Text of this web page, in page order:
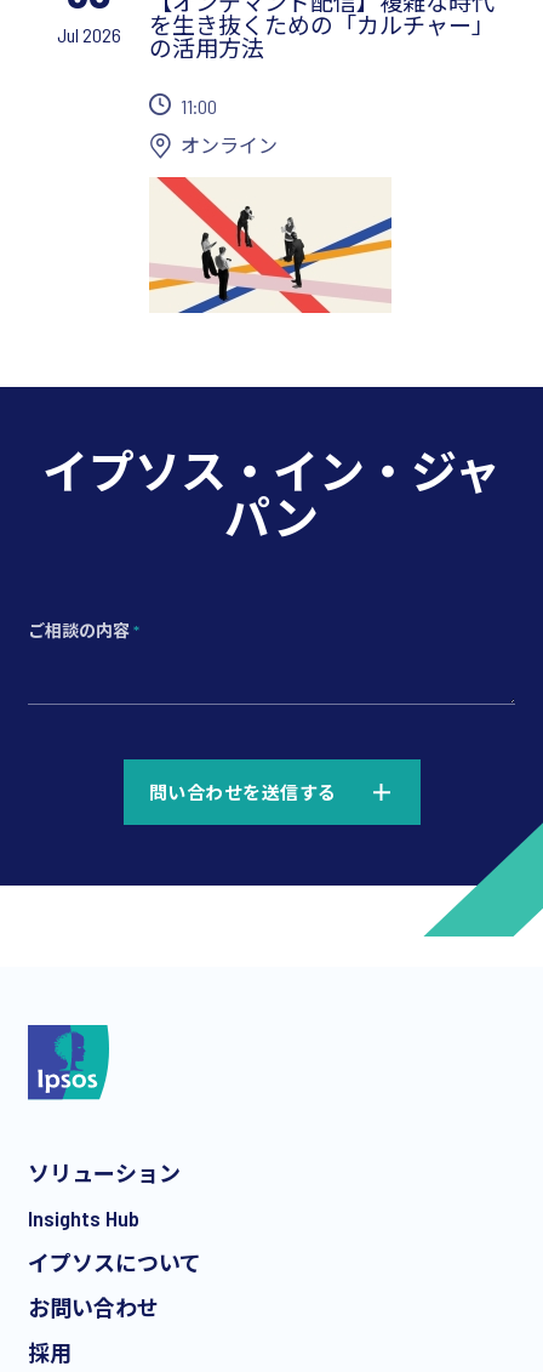
Jul 2026
を生き抜くための「カルチャー」
の活用方法
11:00
オンライン
イプソス・イン・ジャ
パン
ご相談の内容*
*
問い合わせを送信する
ソリューション
Insights Hub
イプソスについて
お問い合わせ
採用